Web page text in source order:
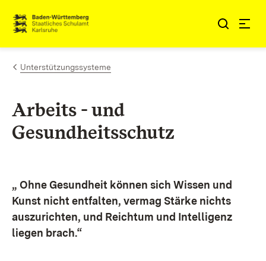
Zum Inhalt springen
Link zur Startseite
Unterstützungssysteme
Arbeits - und
Gesundheitsschutz
„ Ohne Gesundheit können sich Wissen und
Kunst nicht entfalten, vermag Stärke nichts
auszurichten, und Reichtum und Intelligenz
liegen brach.“